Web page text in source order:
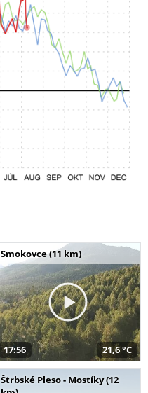
Smokovce (11 km)
17:56 21,6 °C
Štrbské Pleso - Mostíky (12